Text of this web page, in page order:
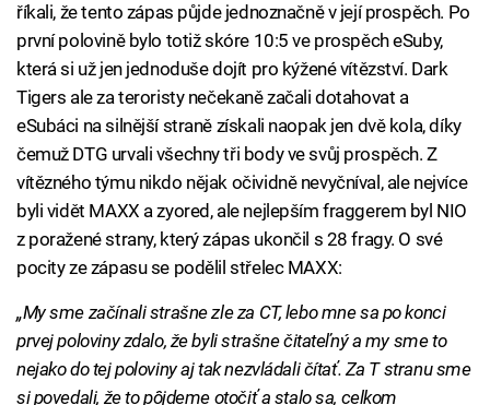
říkali, že tento zápas půjde jednoznačně v její prospěch. Po
první polovině bylo totiž skóre 10:5 ve prospěch eSuby,
která si už jen jednoduše dojít pro kýžené vítězství. Dark
Tigers ale za teroristy nečekaně začali dotahovat a
eSubáci na silnější straně získali naopak jen dvě kola, díky
čemuž DTG urvali všechny tři body ve svůj prospěch. Z
vítězného týmu nikdo nějak očividně nevyčníval, ale nejvíce
byli vidět MAXX a zyored, ale nejlepším fraggerem byl NIO
z poražené strany, který zápas ukončil s 28 fragy. O své
pocity ze zápasu se podělil střelec MAXX:
„My sme začínali strašne zle za CT, lebo mne sa po konci
prvej poloviny zdalo, že byli strašne čitateľný a my sme to
nejako do tej poloviny aj tak nezvládali čítať. Za T stranu sme
si povedali, že to pôjdeme otočiť a stalo sa, celkom